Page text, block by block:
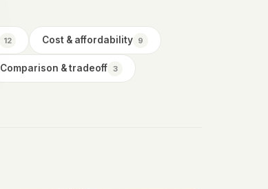
12 Cost & affordability 9
Comparison & tradeoff 3